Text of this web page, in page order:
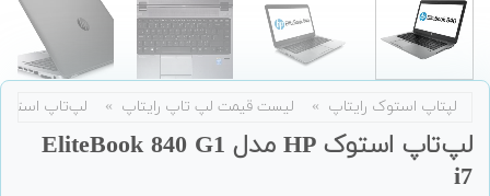
لپتاپ استوک رایتاپ » لیست قیمت لپ تاپ رایتاپ » لپ‌تاپ
لپ‌تاپ استوک HP مدل EliteBook 840 G1
i7